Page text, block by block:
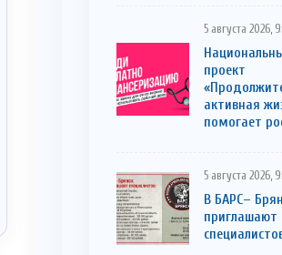
5 августа 2026,
проект
активная
помогает
5 августа 2026,
В БАРС–
приглaшают